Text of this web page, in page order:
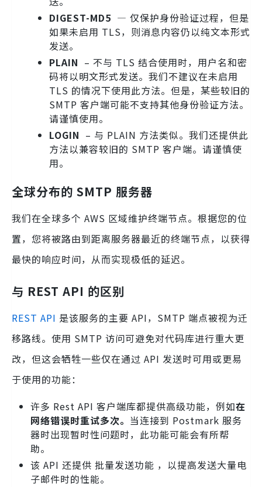
DIGEST-MD5 — 仅保护身份验证过程，但是
如果未启用 TLS，则消息内容仍以纯文本形式
发送。
PLAIN – 不与 TLS 结合使用时，用户名和密
码将以明文形式发送。我们不建议在未启用
TLS 的情况下使用此方法。但是，某些较旧的
SMTP 客户端可能不支持其他身份验证方法。
请谨慎使用。
LOGIN – 与 PLAIN 方法类似。我们还提供此
方法以兼容较旧的 SMTP 客户端。请谨慎使
用。
全球分布的 SMTP 服务器
我们在全球多个 AWS 区域维护终端节点。根据您的位
置，您将被路由到距离服务器最近的终端节点，以获得
最快的响应时间，从而实现极低的延迟。
与 REST API 的区别
REST API 是该服务的主要 API，SMTP 端点被视为迁
移路线。使用 SMTP 访问可避免对代码库进行重大更
改，但这会牺牲一些仅在通过 API 发送时可用或更易
于使用的功能：
许多 Rest API 客户端库都提供高级功能，例如在
网络错误时重试多次。 当连接到 Postmark 服务
器时出现暂时性问题时，此功能可能会有所帮
助。
该 API 还提供 批量发送功能 ，以提高发送大量电
子邮件时的性能。